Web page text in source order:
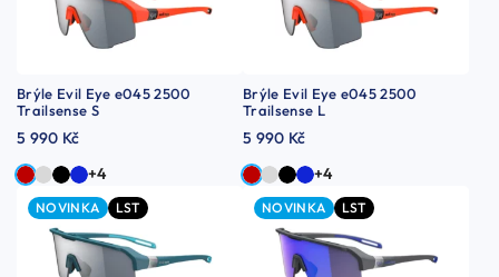
Brýle Evil Eye e045 2500
Trailsense S
5 990 Kč
+4
Brýle Evil Eye e045 2500
Trailsense L
5 990 Kč
+4
NOVINKA LST NOVINKA LST